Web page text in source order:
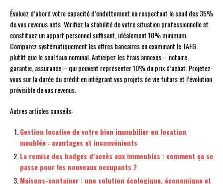
Évaluez d’abord votre capacité d’endettement en respectant le seuil des 35%
de vos revenus nets. Vérifiez la stabilité de votre situation professionnelle et
constituez un apport personnel suffisant, idéalement 10% minimum.
Comparez systématiquement les offres bancaires en examinant le TAEG
plutôt que le seul taux nominal. Anticipez les frais annexes – notaire,
garantie, assurance – qui peuvent représenter 10% du prix d’achat. Projetez-
vous sur la durée du crédit en intégrant vos projets de vie futurs et l’évolution
prévisible de vos revenus.
Autres articles conseils:
Gestion locative de votre bien immobilier en location
meublée : avantages et inconvénients
La remise des badges d’accès aux immeubles : comment ça se
passe pour les nouveaux occupants ?
Maisons-container : une solution écologique, économique et